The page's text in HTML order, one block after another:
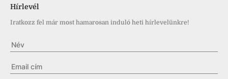
Hírlevél
Iratkozz fel már most hamarosan induló heti hírlevelünkre!